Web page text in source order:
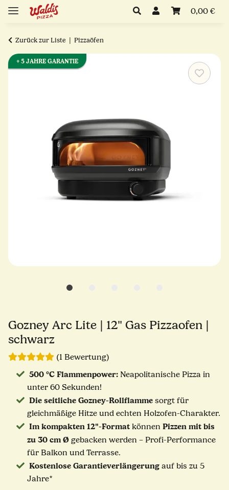
0,00 €
Zurück zur Liste Pizzaöfen
+ 5 JAHRE GARANTIE
Gozney Arc Lite | 12" Gas Pizzaofen |
schwarz
(1 Bewertung)
500 °C Flammenpower:Neapolitanische Pizza in
unter 60 Sekunden!
Die seitliche Gozney-Rollflammesorgt für
gleichmäßige Hitze und echten Holzofen-Charakter.
Im kompakten 12"-Formatkönnen Pizzen mit bis
zu 30 cm Øgebacken werden – Profi-Performance
für Balkon und Terrasse.
Kostenlose Garantieverlängerungauf bis zu 5
Jahre*